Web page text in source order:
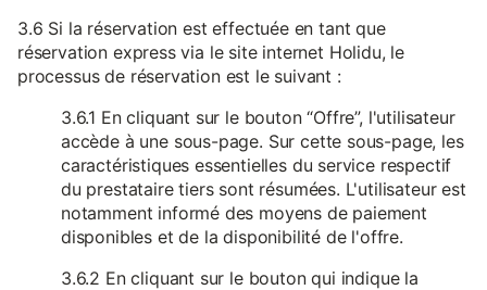
3.6 Si la réservation est effectuée en tant que
réservation express via le site internet Holidu, le
processus de réservation est le suivant :
3.6.1 En cliquant sur le bouton “Offre”, l'utilisateur
accède à une sous-page. Sur cette sous-page, les
caractéristiques essentielles du service respectif
du prestataire tiers sont résumées. L'utilisateur est
notamment informé des moyens de paiement
disponibles et de la disponibilité de l'offre.
3.6.2 En cliquant sur le bouton qui indique la